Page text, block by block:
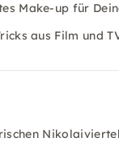
Make-up für
aus Film und